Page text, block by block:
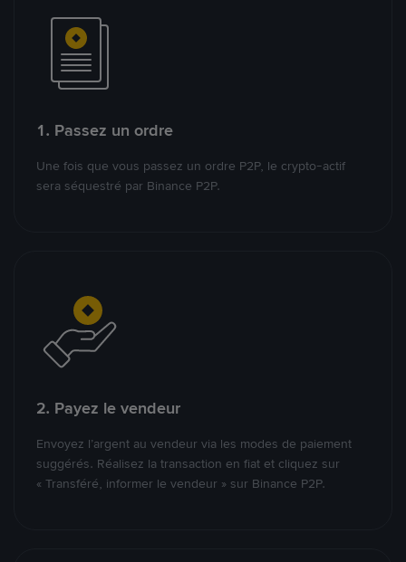
1. Passez un ordre
Une fois que vous passez un ordre P2P, le crypto-actif
sera séquestré par Binance P2P.
2. Payez le vendeur
Envoyez l’argent au vendeur via les modes de paiement
suggérés. Réalisez la transaction en fiat et cliquez sur
« Transféré, informer le vendeur » sur Binance P2P.